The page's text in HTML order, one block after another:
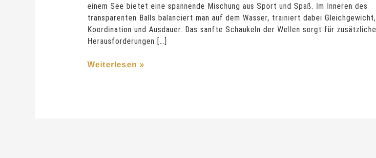
einem See bietet eine spannende Mischung aus Sport und Spaß. Im Inneren des
transparenten Balls balanciert man auf dem Wasser, trainiert dabei Gleichgewicht,
Koordination und Ausdauer. Das sanfte Schaukeln der Wellen sorgt für zusätzliche
Herausforderungen […]
Weiterlesen »